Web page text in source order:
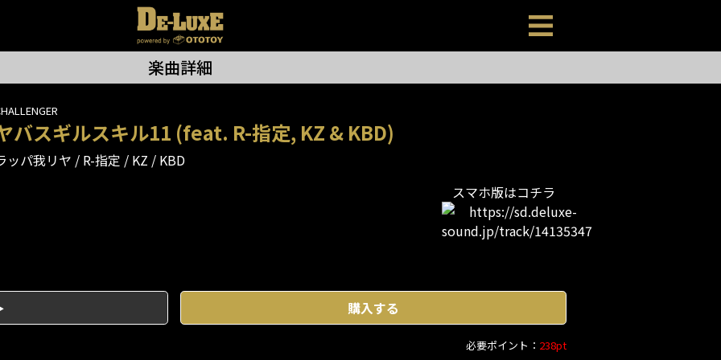
楽曲詳細
バスギルスキル11 (feat. R-指定, KZ & KBD)
ッパ我リヤ R-指定 KZ
KBD
スマホ版はコチラ
購入する
必要ポイント： 238pt